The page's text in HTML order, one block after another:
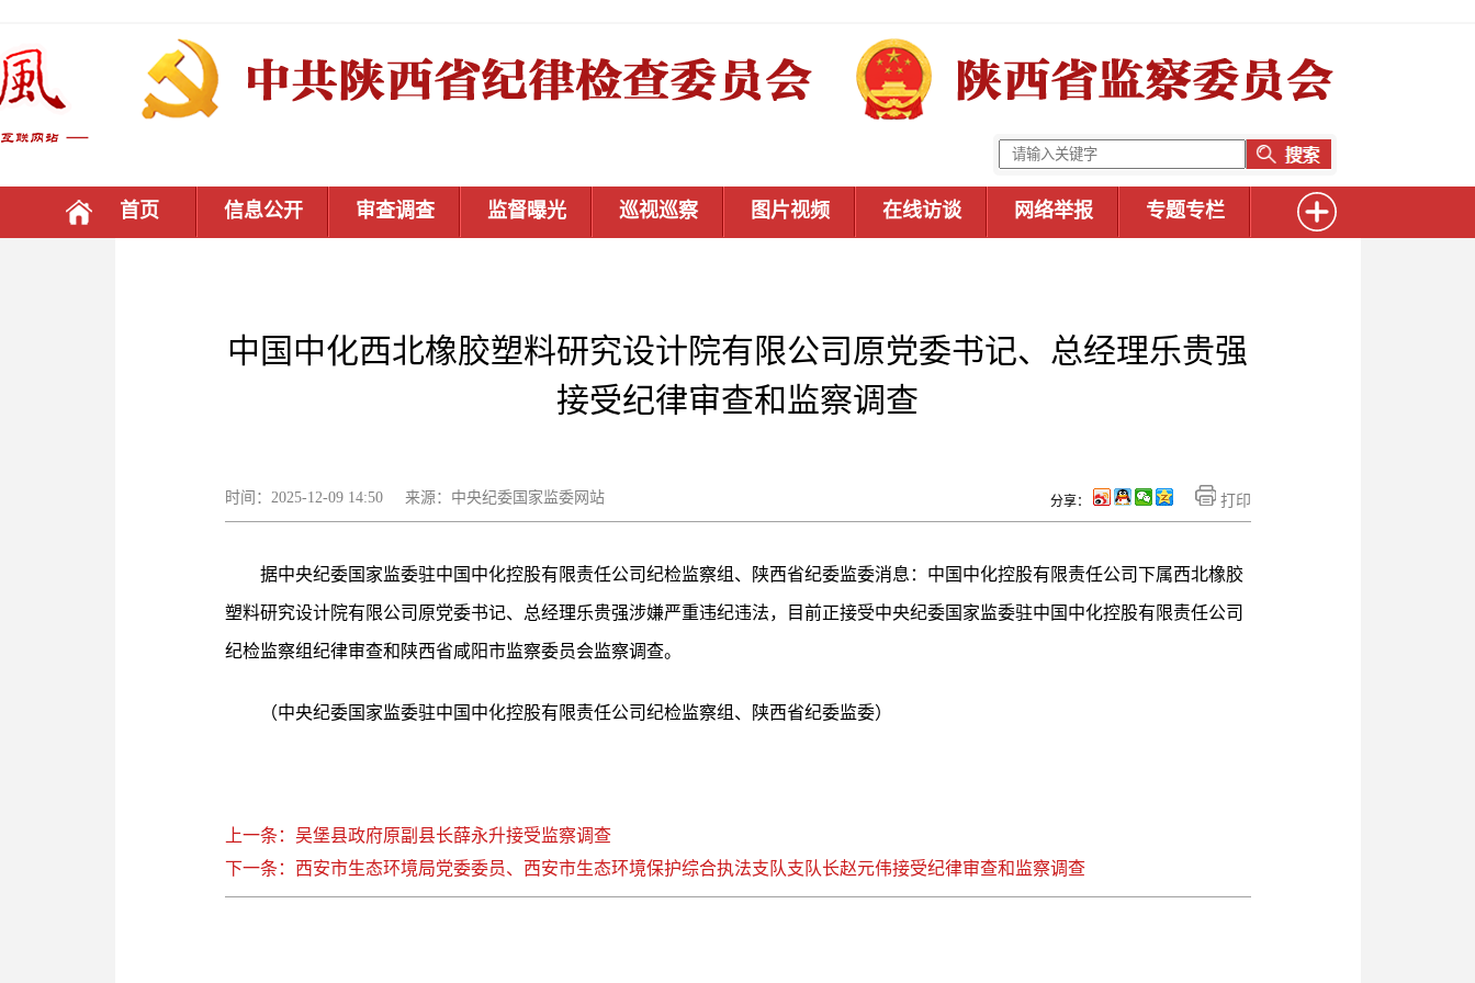
首页 信息公开 审查调查 监督曝光 巡视巡察 图片视频 在线访谈 网络举报 专题专栏
中国中化西北橡胶塑料研究设计院有限公司原党委书记、总经理乐贵强
接受纪律审查和监察调查
时间：2025-12-09 14:50 来源：中央纪委国家监委网站 打印
分享：
据中央纪委国家监委驻中国中化控股有限责任公司纪检监察组、陕西省纪委监委消息：中国中化控股有限责任公司下属西北橡胶
塑料研究设计院有限公司原党委书记、总经理乐贵强涉嫌严重违纪违法，目前正接受中央纪委国家监委驻中国中化控股有限责任公司
纪检监察组纪律审查和陕西省咸阳市监察委员会监察调查。
（中央纪委国家监委驻中国中化控股有限责任公司纪检监察组、陕西省纪委监委）
上一条：吴堡县政府原副县长薛永升接受监察调查
下一条：西安市生态环境局党委委员、西安市生态环境保护综合执法支队支队长赵元伟接受纪律审查和监察调查